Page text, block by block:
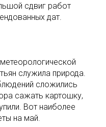
сдвиг работ
дат.
служила природа.
сложились
сажать картошку,
Вот наиболее
на май.